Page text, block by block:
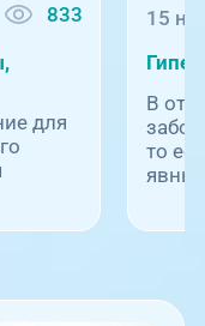
833
для
15
В
то